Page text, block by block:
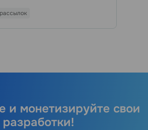
и монетизируйте свои
разработки!